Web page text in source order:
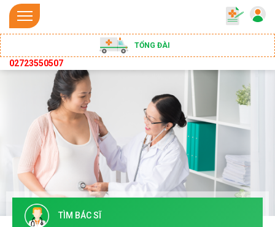
TỔNG ĐÀI
02723550507
TÌM BÁC SĨ